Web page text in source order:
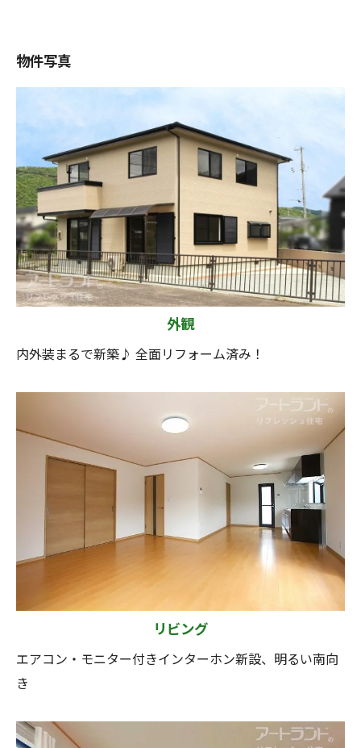
物件写真
外観
内外装まるで新築♪ 全面リフォーム済み！
リビング
エアコン・モニター付きインターホン新設、明るい南向
き